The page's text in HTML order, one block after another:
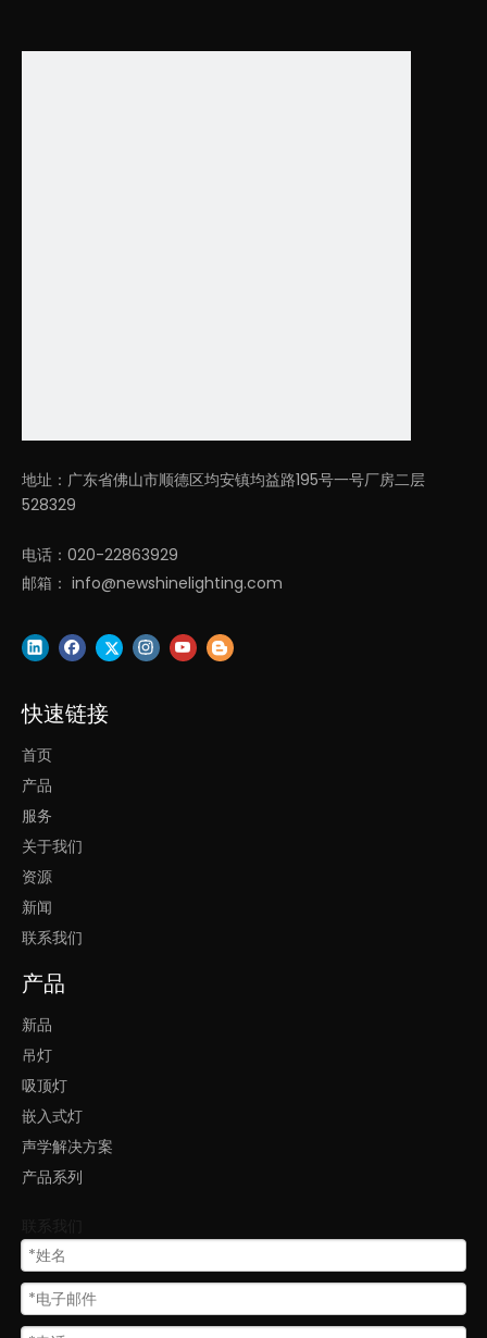
LL0185S-40W-AC-1200
规格书
声学方形鼓灯照明
吸音吊灯方形鼓灯
地址：广东省佛山市顺德区均安镇均益路195号一号厂房二层
528329
电话：020-22863929
邮箱： info@newshinelighting.com
快速链接
首页
产品
服务
关于我们
资源
新闻
联系我们
产品
新品
吊灯
吸顶灯
嵌入式灯
声学解决方案
产品系列